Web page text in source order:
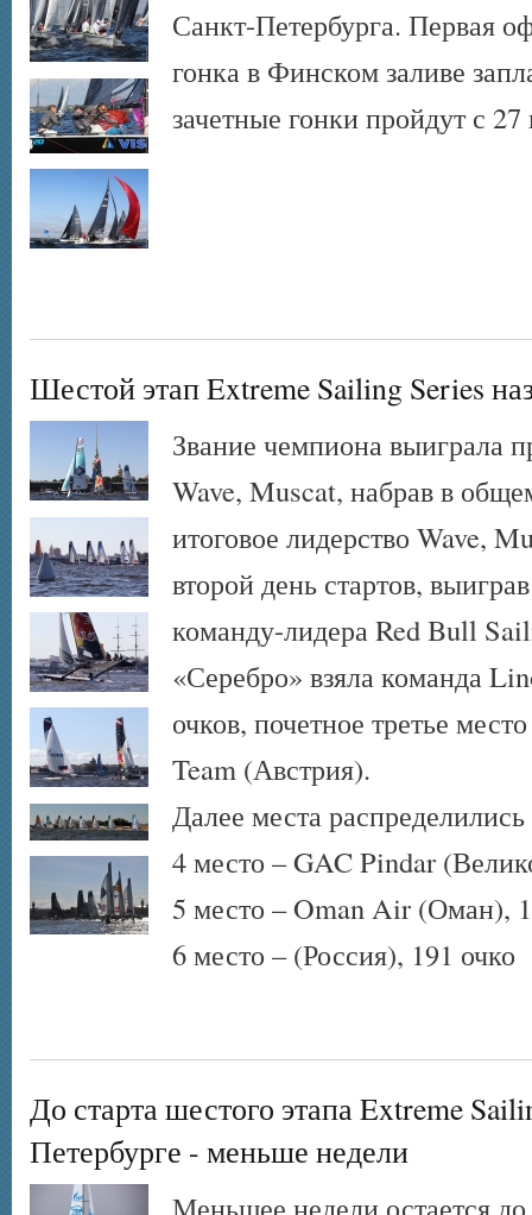
Санкт-Петербурга. Первая
гонка в Финском заливе
зачетные гонки пройдут с 27
Шестой этап Extreme Sailing Series
Звание чемпиона выиграла
Wave, Muscat, набрав в
итоговое лидерство Wave,
второй день стартов,
команду-лидера Red Bull
«Серебро» взяла команда
очков, почетное третье
Team (Австрия).
Далее места распределились
4 место – GAC Pindar
5 место – Oman Air (Оман),
6 место – (Россия), 191 очко
До старта шестого этапа Extreme
Петербурге - меньше недели